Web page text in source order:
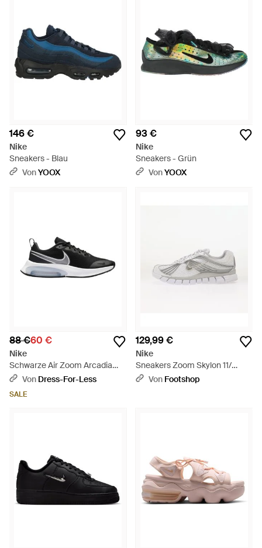
146 €
Nike
Sneakers - Blau
VonYOOX
93 €
Nike
Sneakers - Grün
VonYOOX
88 €60 €
Nike
Schwarze Air Zoom Arcadia
Gs-Sneaker - Schwarz
Von Dress-For-Less
SALE
129,99 €
Nike
Sneakers Zoom Skylon 11/
Metallic- Fog Eur - Mettallic
Von Footshop